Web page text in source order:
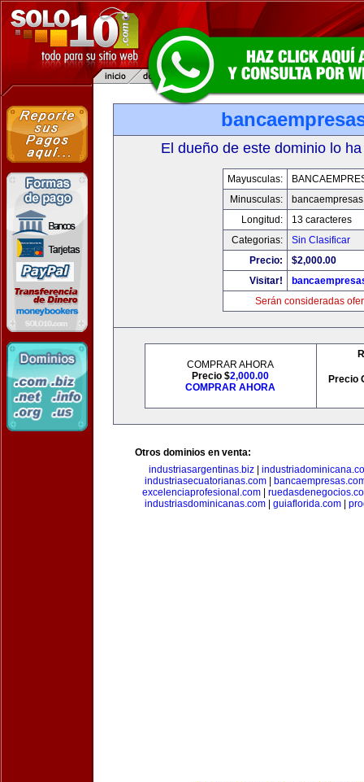
El dueño de este dominio lo
Mayusculas:
Minusculas:
Longitud:
13 caracteres
Categorias:
Sin Clasificar
Precio:
$2,000.00
Visitar!
Serán consideradas
COMPRAR AHORA
Precio $2,000.00
COMPRAR AHORA
Precio
Otros dominios en venta:
industriasargentinas.biz
industriasecuatorianas.com
excelenciaprofesional.com
industriasdominicanas.com
guiaflorida.com